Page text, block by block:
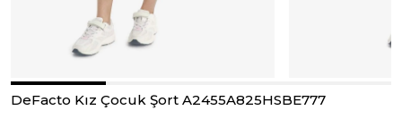
DeFacto Kız Çocuk Şort A2455A825HSBE777